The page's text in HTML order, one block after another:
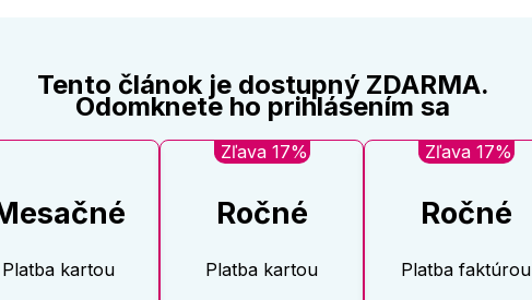
Tento článok je dostupný ZDARMA.
Odomknete ho prihlásením sa
Platba kartou
Zľava 17%
Ročné
Platba kartou
Zľava 17%
Ročné
Platba faktúrou